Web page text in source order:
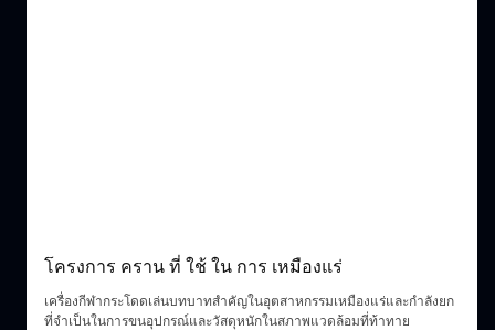
โครงการ คราน ที่ ใช้ ใน การ เหมืองแร่
เครื่องกีฬากระโดดเล่นบทบาทสําคัญในอุตสาหกรรมเหมืองแร่และกําลังยก
ที่จําเป็นในการขนอุปกรณ์และวัสดุหนักในสภาพแวดล้อมที่ท้าทาย